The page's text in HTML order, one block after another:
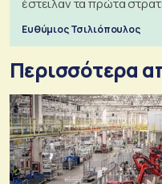
έστειλαν τα πρώτα
Ευθύμιος Τσιλιόπουλος
Περισσότερα